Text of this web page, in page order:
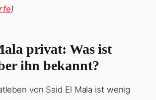
)
privat: Was ist
ihn bekannt?
von Said El Mala ist wenig